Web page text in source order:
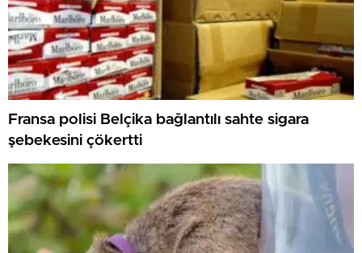
Fransa polisi Belçika bağlantılı sahte sigara
şebekesini çökertti